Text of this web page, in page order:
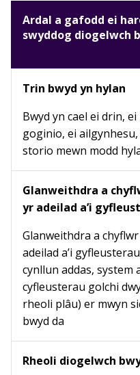
Ardal a gafodd ei
swyddog diogelwch
Trin bwyd yn hylan
Bwyd yn cael ei drin,
goginio, ei ailgynhesu,
storio mewn modd
Glanweithdra a
yr adeilad a’i
Glanweithdra a
adeilad a’i
cynllun addas, system
cyfleusterau golchi
rheoli plâu) er mwyn
bwyd da
Rheoli diogelwch